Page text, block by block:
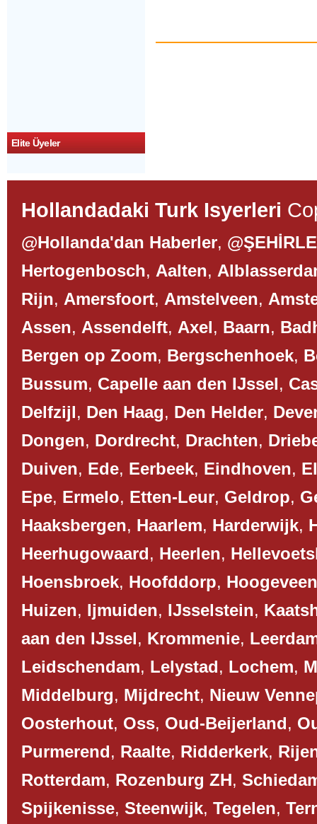
Elite Üyeler
Hollandadaki Turk Isyerleri
@Hollanda'dan Haberler,
Hertogenbosch, Aalten,
Rijn, Amersfoort, Amstelveen,
Assen, Assendelft, Axel, Baarn,
Bergen op Zoom, Bergschenhoek,
Bussum, Capelle aan den IJssel,
Delfzijl, Den Haag, Den Helder,
Dongen, Dordrecht, Drachten,
Duiven, Ede, Eerbeek, Eindhoven,
Epe, Ermelo, Etten-Leur, Geldrop,
Haaksbergen, Haarlem, Harderwijk,
Heerhugowaard, Heerlen,
Hoensbroek, Hoofddorp, Hoogeveen
Huizen, Ijmuiden, IJsselstein,
aan den IJssel, Krommenie,
Leidschendam, Lelystad, Lochem,
Middelburg, Mijdrecht, Nieuw
Oosterhout, Oss, Oud-Beijerland,
Purmerend, Raalte, Ridderkerk,
Rotterdam, Rozenburg ZH,
Spijkenisse, Steenwijk, Tegelen,